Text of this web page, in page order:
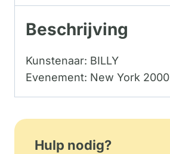
Beschrijving
Kunstenaar: BILLY
Evenement: New York 2000
Hulp nodig?